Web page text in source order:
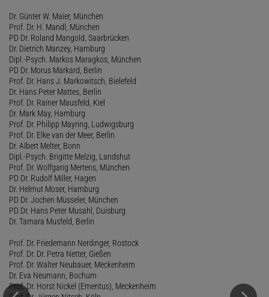
Dr. Günter W. Maier, München
Prof. Dr. H. Mandl, München
PD Dr. Roland Mangold, Saarbrücken
Dr. Dietrich Manzey, Hamburg
Dipl.-Psych. Markos Maragkos, München
PD Dr. Morus Markard, Berlin
Prof. Dr. Hans J. Markowitsch, Bielefeld
Dr. Hans Peter Mattes, Berlin
Prof. Dr. Rainer Mausfeld, Kiel
Dr. Mark May, Hamburg
Prof. Dr. Philipp Mayring, Ludwigsburg
Prof. Dr. Elke van der Meer, Berlin
Dr. Albert Melter, Bonn
Dipl.-Psych. Brigitte Melzig, Landshut
Prof. Dr. Wolfgang Mertens, München
PD Dr. Rudolf Miller, Hagen
Dr. Helmut Moser, Hamburg
PD Dr. Jochen Müsseler, München
PD Dr. Hans Peter Musahl, Duisburg
Dr. Tamara Musfeld, Berlin
Prof. Dr. Friedemann Nerdinger, Rostock
Prof. Dr. Dr. Petra Netter, Gießen
Prof. Dr. Walter Neubauer, Meckenheim
Dr. Eva Neumann, Bochum
Prof. Dr. Horst Nickel (Emeritus), Meckenheim